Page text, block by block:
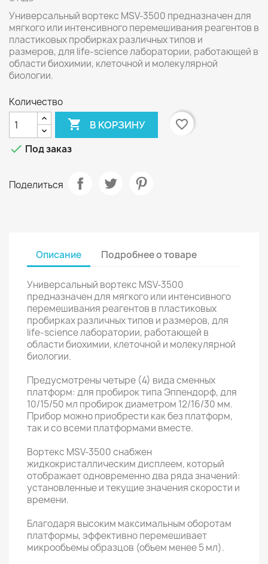
Универсальный вортекс MSV-3500 предназначен для
мягкого или интенсивного перемешивания реагентов в
пластиковых пробирках различных типов и
размеров, для life-science лаборатории, работающей в
области биохимии, клеточной и молекулярной
биологии.
Количество
 В КОРЗИНУ
favorite_border
 Под заказ
Поделиться
Описание Подробнее о товаре
Универсальный вортекс MSV-3500
предназначен для мягкого или интенсивного
перемешивания реагентов в пластиковых
пробирках различных типов и размеров, для
life-science лаборатории, работающей в
области биохимии, клеточной и молекулярной
биологии.
Предусмотрены четыре (4) вида сменных
платформ: для пробирок типа Эппендорф, для
10/15/50 мл пробирок диаметром 12/16/30 мм.
Прибор можно приобрести как без платформ,
так и со всеми платформами вместе.
Вортекс MSV-3500 снабжен
жидкокристаллическим дисплеем, который
отображает одновременно два ряда значений:
установленные и текущие значения скорости и
времени.
Благодаря высоким максимальным оборотам
платформы, эффективно перемешивает
микрообъемы образцов (объем менее 5 мл).